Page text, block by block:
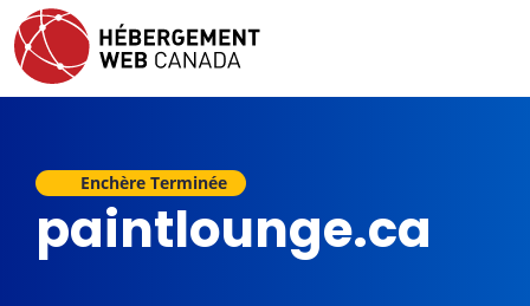
Enchère Terminée
paintlounge.ca